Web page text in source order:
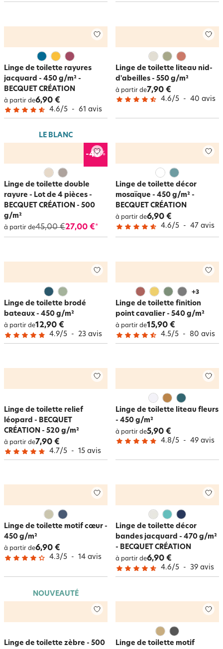
Linge de toilette rayures
jacquard - 450 g/m² -
BECQUET CRÉATION
à partir de6,90 €
4.6/5 - 61 avis
Linge de toilette liteau nid-
d'abeilles - 550 g/m²
à partir de7,90 €
4.6/5 - 40 avis
LE BLANC
-40%
Linge de toilette double
rayure - Lot de 4 pièces -
BECQUET CRÉATION - 500
g/m²
à partir de45,00 €27,00 €*
Linge de toilette décor
mosaïque - 450 g/m² -
BECQUET CRÉATION
à partir de6,90 €
4.6/5 - 47 avis
Linge de toilette brodé
bateaux - 450 g/m²
à partir de12,90 €
4.9/5 - 23 avis
+3
Linge de toilette finition
point cavalier - 540 g/m²
à partir de15,90 €
4.5/5 - 80 avis
Linge de toilette relief
léopard - BECQUET
CRÉATION - 520 g/m²
à partir de7,90 €
4.7/5 - 15 avis
Linge de toilette liteau fleurs
- 450 g/m²
à partir de5,90 €
4.8/5 - 49 avis
Linge de toilette motif cœur -
450 g/m²
à partir de6,90 €
4.3/5 - 14 avis
Linge de toilette décor
bandes jacquard - 470 g/m²
- BECQUET CRÉATION
à partir de6,90 €
4.6/5 - 39 avis
NOUVEAUTÉ
Linge de toilette zèbre - 500
Linge de toilette motif